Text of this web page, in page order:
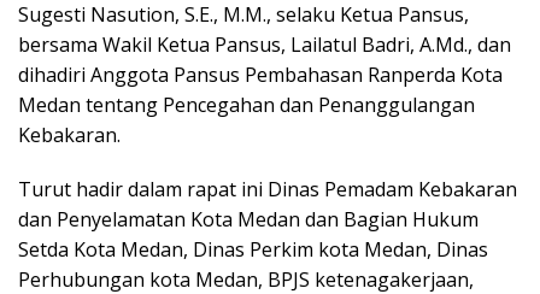
Sugesti Nasution, S.E., M.M., selaku Ketua Pansus,
bersama Wakil Ketua Pansus, Lailatul Badri, A.Md., dan
dihadiri Anggota Pansus Pembahasan Ranperda Kota
Medan tentang Pencegahan dan Penanggulangan
Kebakaran.
Turut hadir dalam rapat ini Dinas Pemadam Kebakaran
dan Penyelamatan Kota Medan dan Bagian Hukum
Setda Kota Medan, Dinas Perkim kota Medan, Dinas
Perhubungan kota Medan, BPJS ketenagakerjaan,